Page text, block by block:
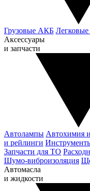
Грузовые АКБ
Аксессуары
и запчасти
Автолампы Автохимия
и рейлинги
Запчасти для ТО
Шумо-виброизоляция
Автомасла
и жидкости